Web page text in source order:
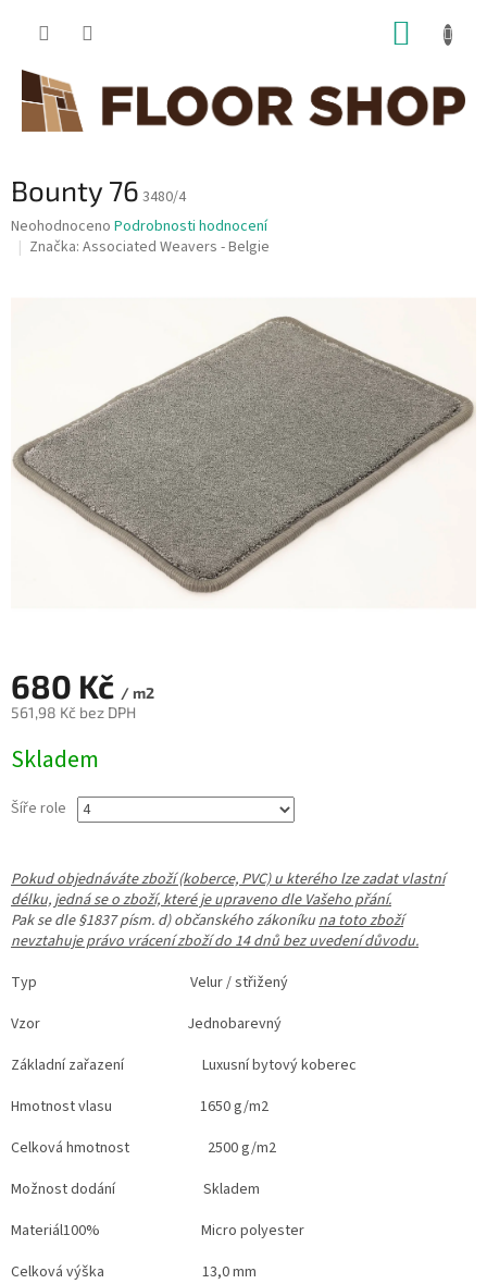
Bounty 76 3480/4
Průměrné
hodnocení
Neohodnoceno Podrobnosti hodnocení
Značka: Associated Weavers - Belgie
680 Kč / m2
561,98 Kč bez DPH
cena:
Skladem
Šíře role
Pokud objednáváte zboží (koberce, PVC) u kterého lze zadat vlastní
délku, jedná se o zboží, které je upraveno dle Vašeho přání.
Pak se dle §1837 písm. d) občanského zákoníku na toto zboží
nevztahuje právo vrácení zboží do 14 dnů bez uvedení důvodu.
Typ Velur / střižený
Vzor Jednobarevný
Základní zařazení Luxusní bytový koberec
Hmotnost vlasu 1650 g/m2
Celková hmotnost 2500 g/m2
Možnost dodání Skladem
Materiál100% Micro polyester
Celková výška 13,0 mm